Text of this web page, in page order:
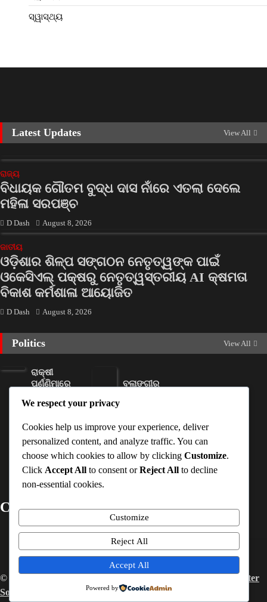
ସ୍ୱାସ୍ଥ୍ୟ
Latest Updates View All
ରାଜ୍ୟ
ବିଧାୟକ ଗୌତମ ବୁଦ୍ଧ ଦାସ ନାଁରେ ଏତଲା ଦେଲେ
ମହିଳା ସରପଞ୍ଚ
D Dash August 8, 2026
ଜାତୀୟ
ଓଡ଼ିଶାର ଶିଳ୍ପ ସଙ୍ଗଠନ ନେତୃତ୍ୱଙ୍କ ପାଇଁ
ଓକେସିଏଲ୍ ପକ୍ଷରୁ ନେତୃତ୍ୱସ୍ତରୀୟ AI କ୍ଷମତା
ବିକାଶ କର୍ମଶାଳା ଆୟୋଜିତ
D Dash August 8, 2026
Politics View All
ରାକ୍ଷୀ
ପୂର୍ଣ୍ଣିମାରେ
ସୁଭଦ୍ରା
ବଲାଙ୍ଗୀର
Ankita
Sahoo
August 7,
2026
Contact Details
Mobile No:-+91-7978163782
Email ID:-timesinterview@gmail.com
© 2026 –
Inter
Softech
We respect your privacy
Cookies help us improve your experience, deliver
personalized content, and analyze traffic. You can
choose which cookies to allow by clicking Customize.
Click Accept All to consent orReject All to decline
non-essential cookies.
Customize
Reject All
Accept All
Powered by